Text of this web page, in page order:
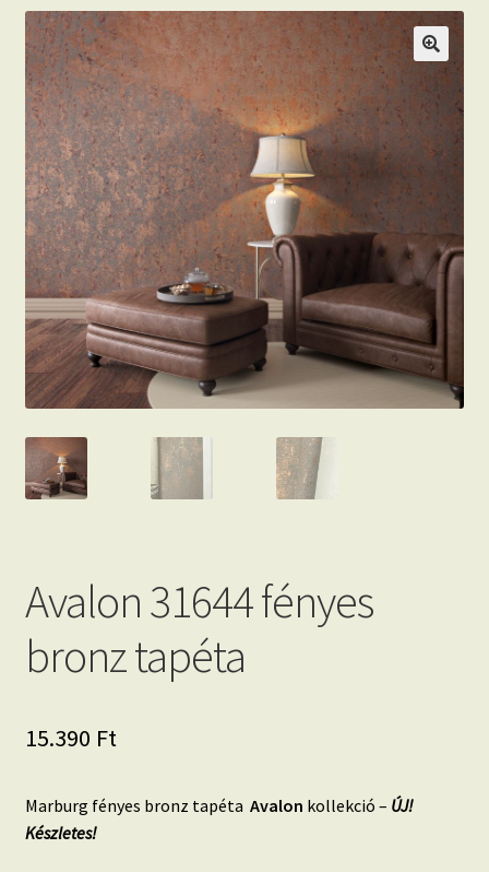
Tapéta BLOG
Mi az a fotótapéta?
Tapétázási tanácsok
Beton hatású tapéták
Kapcsolat
Avalon 31644 fényes
bronz tapéta
15.390 Ft
Marburg fényes bronz tapéta Avalon kollekció – ÚJ!
Készletes!